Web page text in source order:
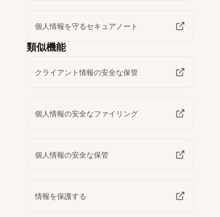
個人情報を守るセキュアノート
類似機能
クライアント情報の安全な保管
個人情報の安全なファイリング
個人情報の安全な保管
情報を保護する